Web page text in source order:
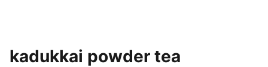
kadukkai powder tea